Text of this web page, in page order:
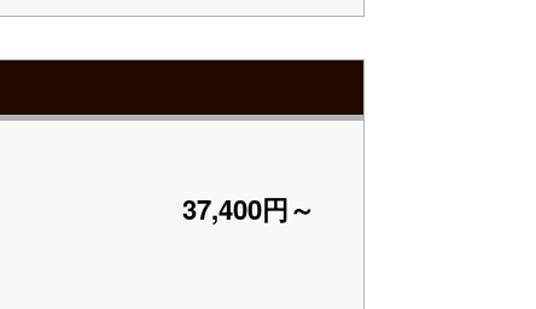
37,400円～